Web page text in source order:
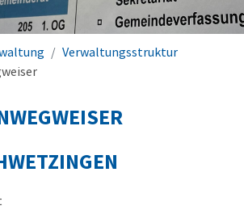
Verwaltungsstruktur